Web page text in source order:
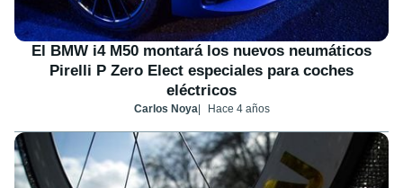
El BMW i4 M50 montará los nuevos neumáticos
Pirelli P Zero Elect especiales para coches
eléctricos
Carlos Noya Hace 4 años